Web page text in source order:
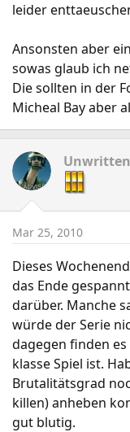
leider
Ansonsten aber
sowas glaub ich
Die sollten in der
Micheal Bay aber
Unwritten
Mar 25, 2010
Dieses
das Ende
darüber. Manche
würde der Serie
dagegen finden es
klasse Spiel ist.
Brutalitätsgrad
killen) anheben
gut blutig.